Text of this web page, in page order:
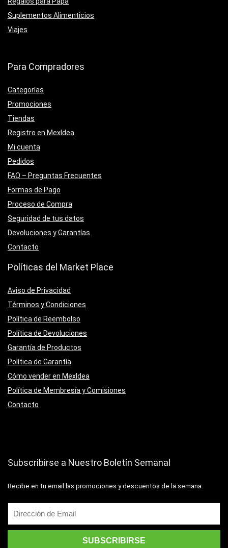
Suplementos Alimenticios
Viajes
Para Compradores
Categorías
Promociones
Tiendas
Registro en MexIdea
Mi cuenta
Pedidos
FAQ – Preguntas Frecuentes
Formas de Pago
Proceso de Compra
Seguridad de tus datos
Devoluciones y Garantías
Contacto
Políticas del Market Place
Aviso de Privacidad
Términos y Condiciones
Política de Reembolso
Política de Devoluciones
Garantía de Productos
Política de Garantía
Cómo vender en MexIdea
Política de Membresía y Comisiones
Contacto
Subscribirse a Nuestro Boletín Semanal
Recibe en tu email las promociones y descuentos de la semana.